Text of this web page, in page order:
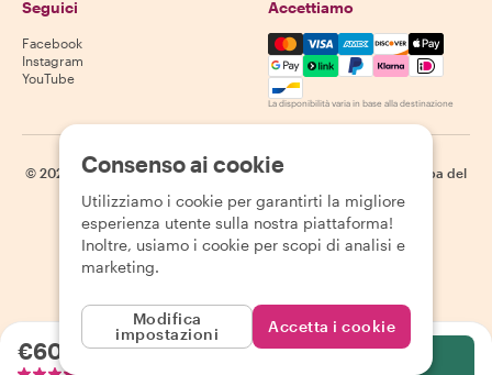
€60.00a persona
Seguici
Facebook
Instagram
YouTube
Accettiamo
Mastercard, Visa, Amex,
La disponibilità varia in base alla destinazione
© 2026 Withlocals.com | Informativa sulla privacy
Mappa del
Consenso ai cookie
Utilizziamo i cookie per garantirti la migliore
esperienza utente sulla nostra piattaforma!
Inoltre, usiamo i cookie per scopi di analisi e
marketing.
Modifica
impostazioni
Accetta i cookie